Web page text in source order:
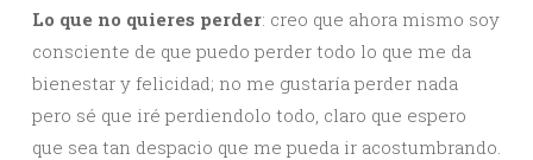
Lo que no quieres perder: creo que ahora mismo soy
consciente de que puedo perder todo lo que me da
bienestar y felicidad; no me gustaría perder nada
pero sé que iré perdiendolo todo, claro que espero
que sea tan despacio que me pueda ir acostumbrando.